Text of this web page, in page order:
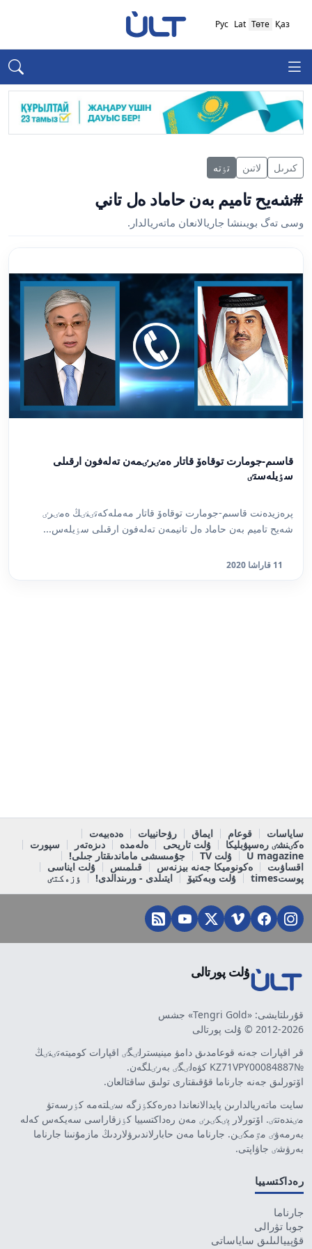
Қаз
Төте
Lat
Рус
كىرىل لاتىن تٶتە
#شەيح تاميم بەن حاماد ەل تاني
وسى تەگ بويىنشا جاريالانعان ماتەريالدار.
قاسىم-جومارت توقاەۆ قاتار ەمٸرٸمەن تەلەفون ارقىلى
سٶيلەستٸ
پرەزيدەنت قاسىم-جومارت توقاەۆ قاتار مەملەكەتٸنٸڭ ەمٸرٸ
شەيح تاميم بەن حاماد ەل تانيمەن تەلەفون ارقىلى سٶيلەس...
11 قاراشا 2020
ساياسات قوعام ايماق رۋحانييات
ەدەبيەت
ەكٸنشٸ رەسپۋبليكا
ۇلت تاريحى ەلەمدە دىزەتەر
سپورت
U magazine
ۇلت TV
جۇمىسشى ماماندىقتار جىلى!
اقساۋىت
ەكونوميكا جەنە بيزنەس قىلمىس
ۇلت ايناسى
پوستtimes
ۇلت وبەكتيۆ ايتىلدى - ورىندالدى! ٶزەكتٸ
ۇلت پورتالى
قۇرىلتايشى: «Tengri Gold» جشس
2012-2026 © ۇلت پورتالى
قر اقپارات جەنە قوعامدىق دامۋ مينيسترلٸگٸ اقپارات كوميتەتٸنٸڭ
№KZ71VPY00084887 كۋەلٸگٸ بەرٸلگەن.
اۆتورلىق جەنە جارناما قۇقىقتارى تولىق ساقتالعان.
سايت ماتەريالدارىن پايدالانعاندا دەرەككٶزگە سٸلتەمە كٶرسەتۋ
مٸندەتتٸ. اۆتورلار پٸكٸرٸ مەن رەداكتسييا كٶزقاراسى سەيكەس كەلە
بەرمەۋٸ مٷمكٸن. جارناما مەن حابارلاندىرۋلاردىڭ مازمۇنىنا جارناما
بەرۋشٸ جاۋاپتى.
رەداكتسييا
جارناما
جوبا تۋرالى
قۇپييالىلىق ساياساتى